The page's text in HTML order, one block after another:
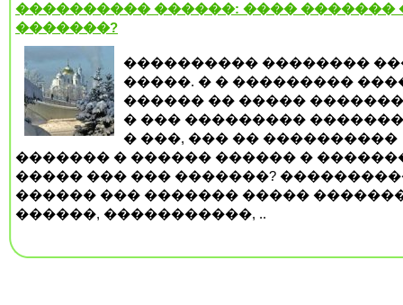
���������� ������: ���� �������
�������?
���������� ��������
�����. � � ���������
������ �� �����
� ��� ���������
� ���, ��� �� ����������
������� � ������ ������ �
����� ��� ��� �������?
������ ��� ������� �����
������, �����������, ..